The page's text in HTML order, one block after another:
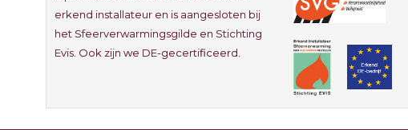
erkend installateur en is aangesloten bij
het Sfeerverwarmingsgilde en Stichting
Evis. Ook zijn we DE-gecertificeerd.